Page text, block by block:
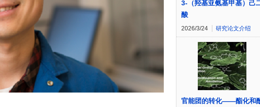
3-（羟基亚氨基甲基）己
酸
2026/3/24 研究论文介绍
官能团的转化——酯化和